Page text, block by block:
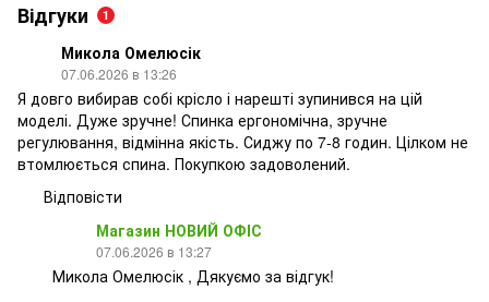
Відгуки 1
Микола Омелюсік
07.06.2026 в 13:26
Я довго вибирав собі крісло і нарешті зупинився на цій
моделі. Дуже зручне! Спинка ергономічна, зручне
регулювання, відмінна якість. Сиджу по 7-8 годин. Цілком не
втомлюється спина. Покупкою задоволений.
Відповісти
Магазин НОВИЙ ОФІС
07.06.2026 в 13:27
Микола Омелюсік , Дякуємо за відгук!